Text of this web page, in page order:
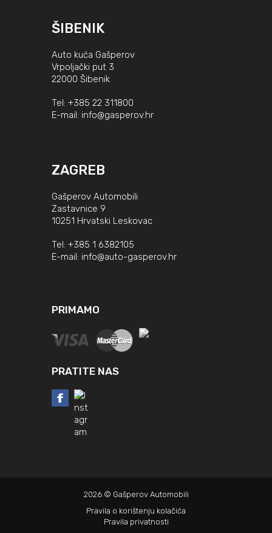
ŠIBENIK
Auto kuća Gašperov
Vrpoljački put 3
22000 Šibenik
Tel: +385 22 311800
E-mail: info@gasperov.hr
ZAGREB
Gašperov Automobili
Zastavnice 9
10251 Hrvatski Leskovac
Tel: +385 1 6382105
E-mail: info@auto-gasperov.hr
PRIMAMO
PRATITE NAS
2026 © Gašperov Automobili
Pravila o korištenju kolačića
Pravila privatnosti